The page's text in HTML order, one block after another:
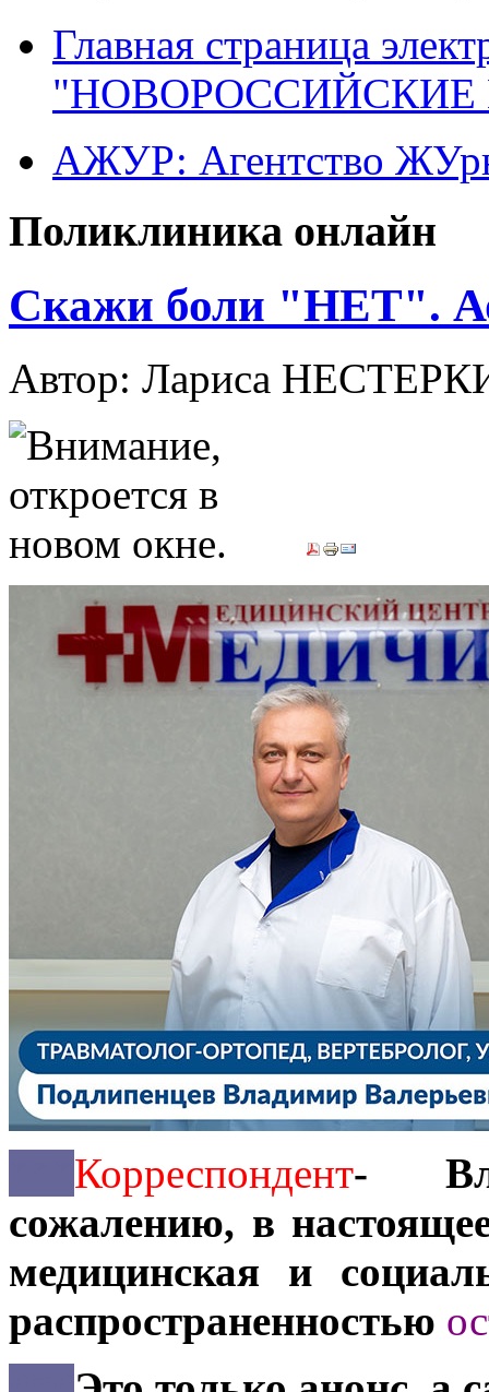
Главная страница
"НОВОРОССИЙСКИЕ
АЖУР: Агентство
Поликлиника онлайн
Скажи боли "НЕТ".
Автор: Лариса
Корреспондент-
сожалению, в
медицинская и
распространенностью